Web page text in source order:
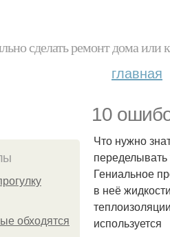
сделать ремонт дома
главная
10
обходятся
Что нужно
Гениальное
в неё
используется